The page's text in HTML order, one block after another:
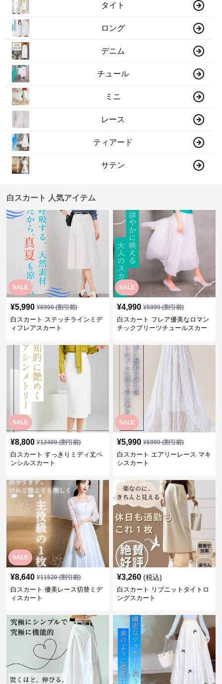
タイト
ロング
デニム
チュール
ミニ
レース
ティアード
サテン
白スカート 人気アイテム
SALE
¥5,990 ¥6990(割引前)
白スカート ステッチラインミデ
ィフレアスカート
SALE
¥4,990 ¥5990(割引前)
白スカート フレア優美なロマン
チックブリーツチュールスカー
SALE
¥8,800 ¥12400(割引前)
白スカート すっきりミディ丈ペ
ンシルスカート
SALE
¥5,990 ¥6990(割引前)
白スカート エアリーレース マキ
シスカート
SALE
¥8,640 ¥11520(割引前)
白スカート 優美レース切替ミデ
ィスカート
¥3,260 (税込)
白スカート リブニットタイトロ
ングスカート